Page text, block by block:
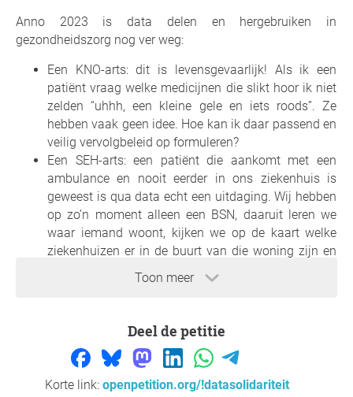
Toon meer
Anno 2023 is data delen en hergebruiken in
gezondheidszorg nog ver weg:
Een KNO-arts: dit is levensgevaarlijk! Als ik een
patiënt vraag welke medicijnen die slikt hoor ik niet
zelden “uhhh, een kleine gele en iets roods”. Ze
hebben vaak geen idee. Hoe kan ik daar passend en
veilig vervolgbeleid op formuleren?
Een SEH-arts: een patiënt die aankomt met een
ambulance en nooit eerder in ons ziekenhuis is
geweest is qua data echt een uitdaging. Wij hebben
op zo’n moment alleen een BSN, daaruit leren we
waar iemand woont, kijken we op de kaart welke
ziekenhuizen er in de buurt van die woning zijn en
wasmachine kan kopen die de volgende ochtend om 9
uur thuis wordt bezorgd en geïnstalleerd. Een jaar waarin
miljoenen mensen veilig toegang hebben tot allerlei
gevoelige financiële data, gewoon via een app. Een jaar
Deel de petitie
Korte link: openpetition.org/!datasolidariteit